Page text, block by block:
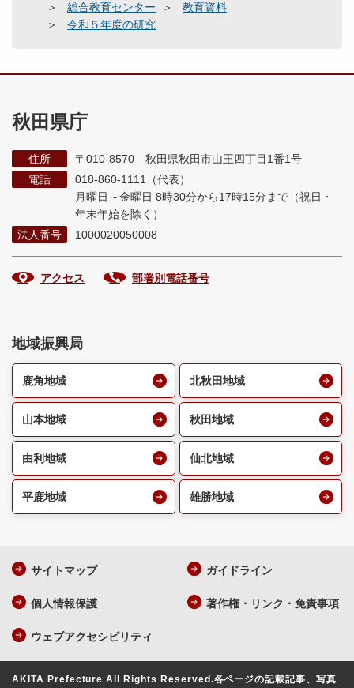
総合教育センター
教育資料
令和５年度の研究
秋田県庁
住所
〒010-8570 秋田県秋田市山王四丁目1番1号
電話
018-860-1111（代表）
月曜日～金曜日 8時30分から17時15分まで （祝日・
年末年始を除く）
法人番号
1000020050008
アクセス 部署別電話番号
地域振興局
鹿角地域 北秋田地域
山本地域 秋田地域
由利地域 仙北地域
平鹿地域 雄勝地域
サイトマップ ガイドライン
個人情報保護 著作権・リンク・免責事項
ウェブアクセシビリティ
AKITA Prefecture All Rights Reserved.各ページの記載記事、写真